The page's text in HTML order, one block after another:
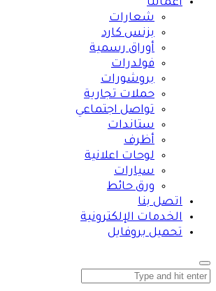
أعمالنا
شعارات
بزنس كارد
أوراق رسمية
فولدرات
بروشورات
حملات تجارية
تواصل اجتماعي
ستاندات
أظرف
لوحات اعلانية
سيارات
ورق حائط
اتصل بنا
الخدمات الإلكترونية
تحميل بروفايل